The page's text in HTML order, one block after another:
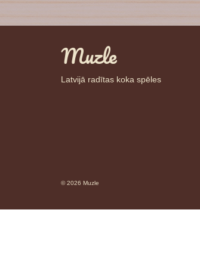
Muzle
Latvijā radītas koka spēles
© 2026 Muzle